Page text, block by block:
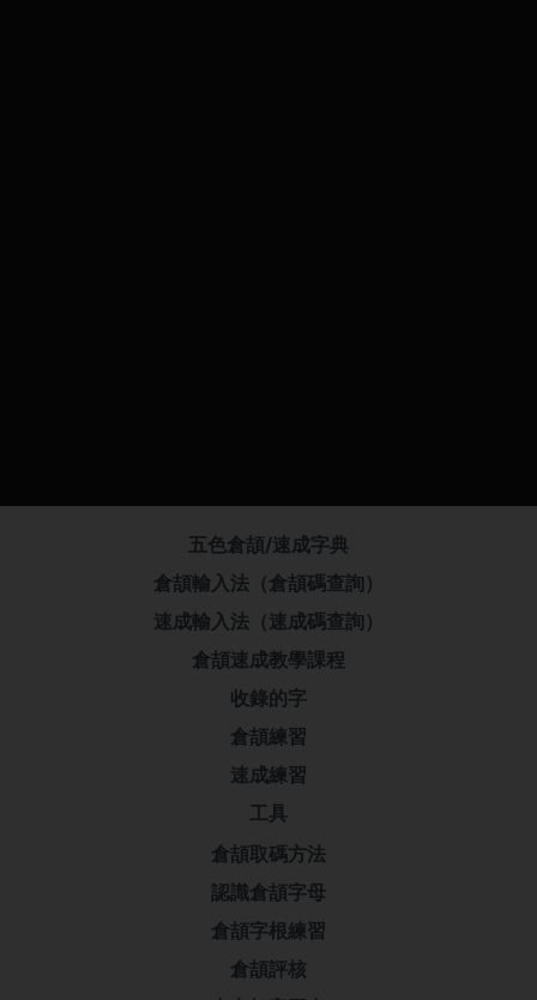
五色倉頡/速成字典
倉頡輸入法（倉頡碼查詢）
速成輸入法（速成碼查詢）
倉頡速成教學課程
收錄的字
倉頡練習
速成練習
工具
倉頡取碼方法
認識倉頡字母
倉頡字根練習
倉頡評核